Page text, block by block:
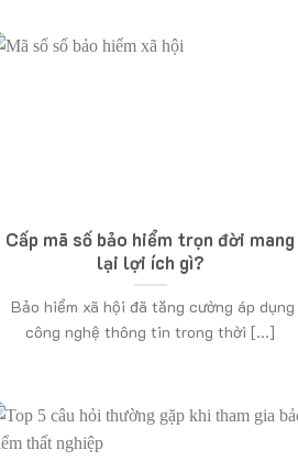
Cấp mã số bảo hiểm trọn đời mang
lại lợi ích gì?
Bảo hiểm xã hội đã tăng cường áp dụng
công nghệ thông tin trong thời [...]